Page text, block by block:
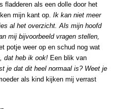
fladderen als een dolle door het
mijn kant op. Ik kan niet meer
al het overzicht. Als mijn hoofd
mij bijvoorbeeld vragen stellen,
potje weer op en schud nog wat
dat heb ik ook!Een blik van
je dat dit heel normaal is? Weet je
als kind kijken mij verrast